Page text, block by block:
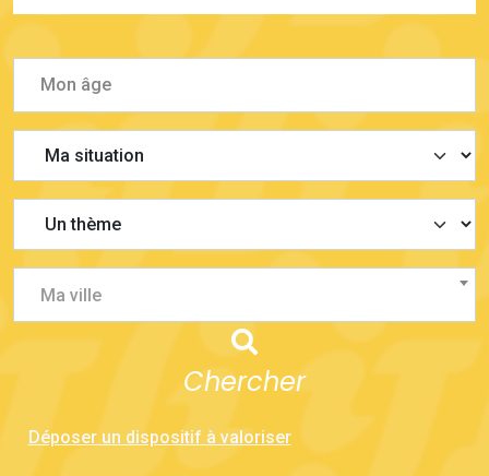
Ma ville
Chercher
Déposer un dispositif à valoriser